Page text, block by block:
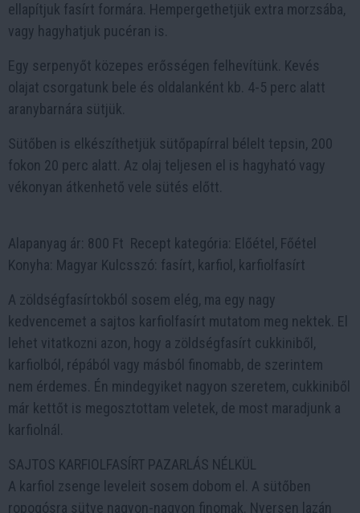
ellapítjuk fasírt formára. Hempergethetjük extra morzsába,
vagy hagyhatjuk pucéran is.
Egy serpenyőt közepes erősségen felhevítünk. Kevés
olajat csorgatunk bele és oldalanként kb. 4-5 perc alatt
aranybarnára sütjük.
Sütőben is elkészíthetjük sütőpapírral bélelt tepsin, 200
fokon 20 perc alatt. Az olaj teljesen el is hagyható vagy
vékonyan átkenhető vele sütés előtt.
Alapanyag ár: 800 Ft Recept kategória: Előétel, Főétel
Konyha: Magyar Kulcsszó: fasírt, karfiol, karfiolfasírt
A zöldségfasírtokból sosem elég, ma egy nagy
kedvencemet a sajtos karfiolfasírt mutatom meg nektek. El
lehet vitatkozni azon, hogy a zöldségfasírt cukkiniből,
karfiolból, répából vagy másból finomabb, de szerintem
nem érdemes. Én mindegyiket nagyon szeretem, cukkiniből
már kettőt is megosztottam veletek, de most maradjunk a
karfiolnál.
SAJTOS KARFIOLFASÍRT PAZARLÁS NÉLKÜL
A karfiol zsenge leveleit sosem dobom el. A sütőben
ropogósra sütve nagyon-nagyon finomak. Nyersen lazán